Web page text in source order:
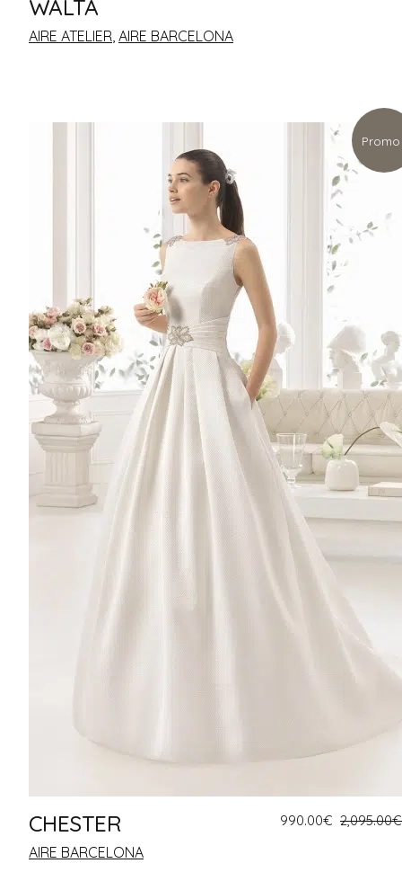
WALTA
AIRE ATELIER, AIRE BARCELONA
Promo
CHESTER
AIRE BARCELONA
2,095.00€
990.00€